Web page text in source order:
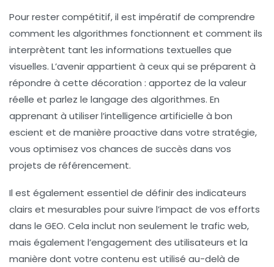
Pour rester compétitif, il est impératif de comprendre
comment les algorithmes fonctionnent et comment ils
interprètent tant les informations textuelles que
visuelles. L’avenir appartient à ceux qui se préparent à
répondre à cette décoration : apportez de la valeur
réelle et parlez le langage des algorithmes. En
apprenant à utiliserl’intelligence artificielle à bon
escient et de manière proactive dans votre stratégie,
vous optimisez vos chances de succès dans vos
projets de référencement.
Il est également essentiel de définir des indicateurs
clairs et mesurables pour suivre l’impact de vos efforts
dans le GEO. Cela inclut non seulement le trafic web,
mais également l’engagement des utilisateurs et la
manière dont votre contenu est utilisé au-delà de